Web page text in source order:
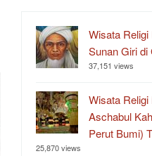
Wisata
Sunan Giri di
37,151 views
Wisata Religi
Aschabul
Perut Bumi)
25,870 views